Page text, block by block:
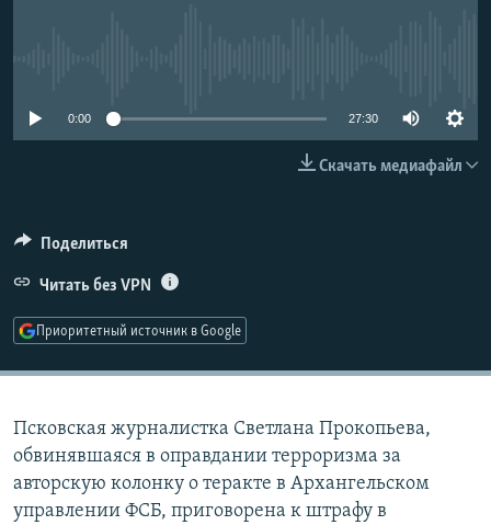
СОЦИАЛЬНЫЕ СЕТИ
0:00 27:30
Скачать медиафайл
Поделиться
Читать без VPN
Приоритетный источник в Google
Псковская журналистка Светлана Прокопьева,
обвинявшаяся в оправдании терроризма за
авторскую колонку о теракте в Архангельском
управлении ФСБ, приговорена к штрафу в